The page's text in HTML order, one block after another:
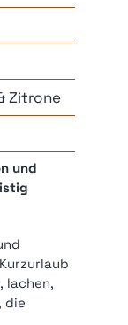
Zitrone
und
lachen,
die